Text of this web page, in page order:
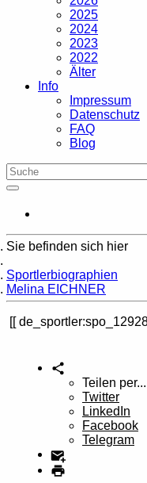
2025
2024
2023
2022
Älter
Info
Impressum
Datenschutz
FAQ
Blog
Sie befinden sich hier
Sportlerbiographien
Melina EICHNER
Teilen per...
Twitter
LinkedIn
Facebook
Telegram